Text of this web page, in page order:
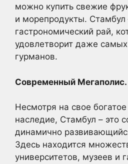
можно купить свежие
и морепродукты. Стамбул
гастрономический рай,
удовлетворит даже
гурманов.
Современный Мегаполис.
Несмотря на свое
наследие, Стамбул – это
динамично
Здесь находится
университетов, музеев и